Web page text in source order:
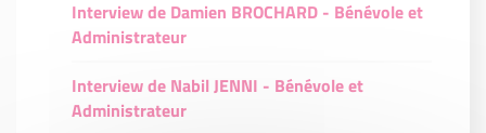
Interview de Damien BROCHARD - Bénévole et
Administrateur
Interview de Nabil JENNI - Bénévole et
Administrateur